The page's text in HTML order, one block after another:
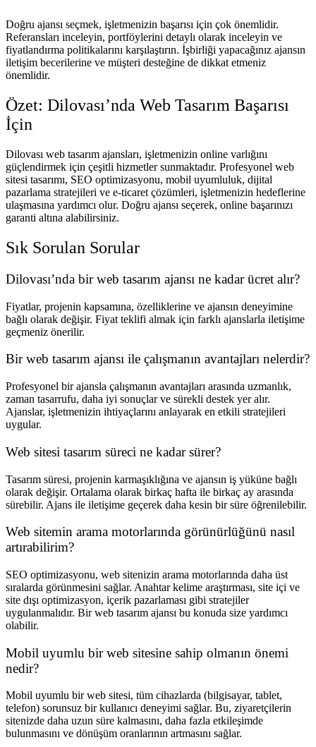
Doğru ajansı seçmek, işletmenizin başarısı için çok önemlidir.
Referansları inceleyin, portföylerini detaylı olarak inceleyin ve
fiyatlandırma politikalarını karşılaştırın. İşbirliği yapacağınız ajansın
iletişim becerilerine ve müşteri desteğine de dikkat etmeniz
önemlidir.
Özet: Dilovası’nda Web Tasarım Başarısı
İçin
Dilovası web tasarım ajansları, işletmenizin online varlığını
güçlendirmek için çeşitli hizmetler sunmaktadır. Profesyonel web
sitesi tasarımı, SEO optimizasyonu, mobil uyumluluk, dijital
pazarlama stratejileri ve e-ticaret çözümleri, işletmenizin hedeflerine
ulaşmasına yardımcı olur. Doğru ajansı seçerek, online başarınızı
garanti altına alabilirsiniz.
Sık Sorulan Sorular
Dilovası’nda bir web tasarım ajansı ne kadar ücret alır?
Fiyatlar, projenin kapsamına, özelliklerine ve ajansın deneyimine
bağlı olarak değişir. Fiyat teklifi almak için farklı ajanslarla iletişime
geçmeniz önerilir.
Bir web tasarım ajansı ile çalışmanın avantajları nelerdir?
Profesyonel bir ajansla çalışmanın avantajları arasında uzmanlık,
zaman tasarrufu, daha iyi sonuçlar ve sürekli destek yer alır.
Ajanslar, işletmenizin ihtiyaçlarını anlayarak en etkili stratejileri
uygular.
Web sitesi tasarım süreci ne kadar sürer?
Tasarım süresi, projenin karmaşıklığına ve ajansın iş yüküne bağlı
olarak değişir. Ortalama olarak birkaç hafta ile birkaç ay arasında
sürebilir. Ajans ile iletişime geçerek daha kesin bir süre öğrenilebilir.
Web sitemin arama motorlarında görünürlüğünü nasıl
artırabilirim?
SEO optimizasyonu, web sitenizin arama motorlarında daha üst
sıralarda görünmesini sağlar. Anahtar kelime araştırması, site içi ve
site dışı optimizasyon, içerik pazarlaması gibi stratejiler
uygulanmalıdır. Bir web tasarım ajansı bu konuda size yardımcı
olabilir.
Mobil uyumlu bir web sitesine sahip olmanın önemi
nedir?
Mobil uyumlu bir web sitesi, tüm cihazlarda (bilgisayar, tablet,
telefon) sorunsuz bir kullanıcı deneyimi sağlar. Bu, ziyaretçilerin
sitenizde daha uzun süre kalmasını, daha fazla etkileşimde
bulunmasını ve dönüşüm oranlarının artmasını sağlar.